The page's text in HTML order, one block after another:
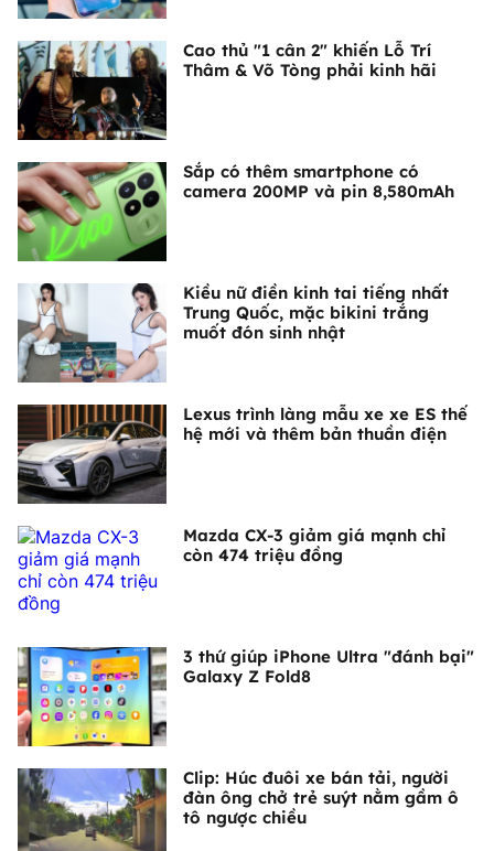
Cao thủ "1 cân 2" khiến Lỗ Trí
Thâm & Võ Tòng phải kinh hãi
Sắp có thêm smartphone có
camera 200MP và pin 8,580mAh
Kiều nữ điền kinh tai tiếng nhất
Trung Quốc, mặc bikini trắng
muốt đón sinh nhật
Lexus trình làng mẫu xe xe ES thế
hệ mới và thêm bản thuần điện
Mazda CX-3 giảm giá mạnh chỉ
còn 474 triệu đồng
3 thứ giúp iPhone Ultra "đánh bại"
Galaxy Z Fold8
Clip: Húc đuôi xe bán tải, người
đàn ông chở trẻ suýt nằm gầm ô
tô ngược chiều